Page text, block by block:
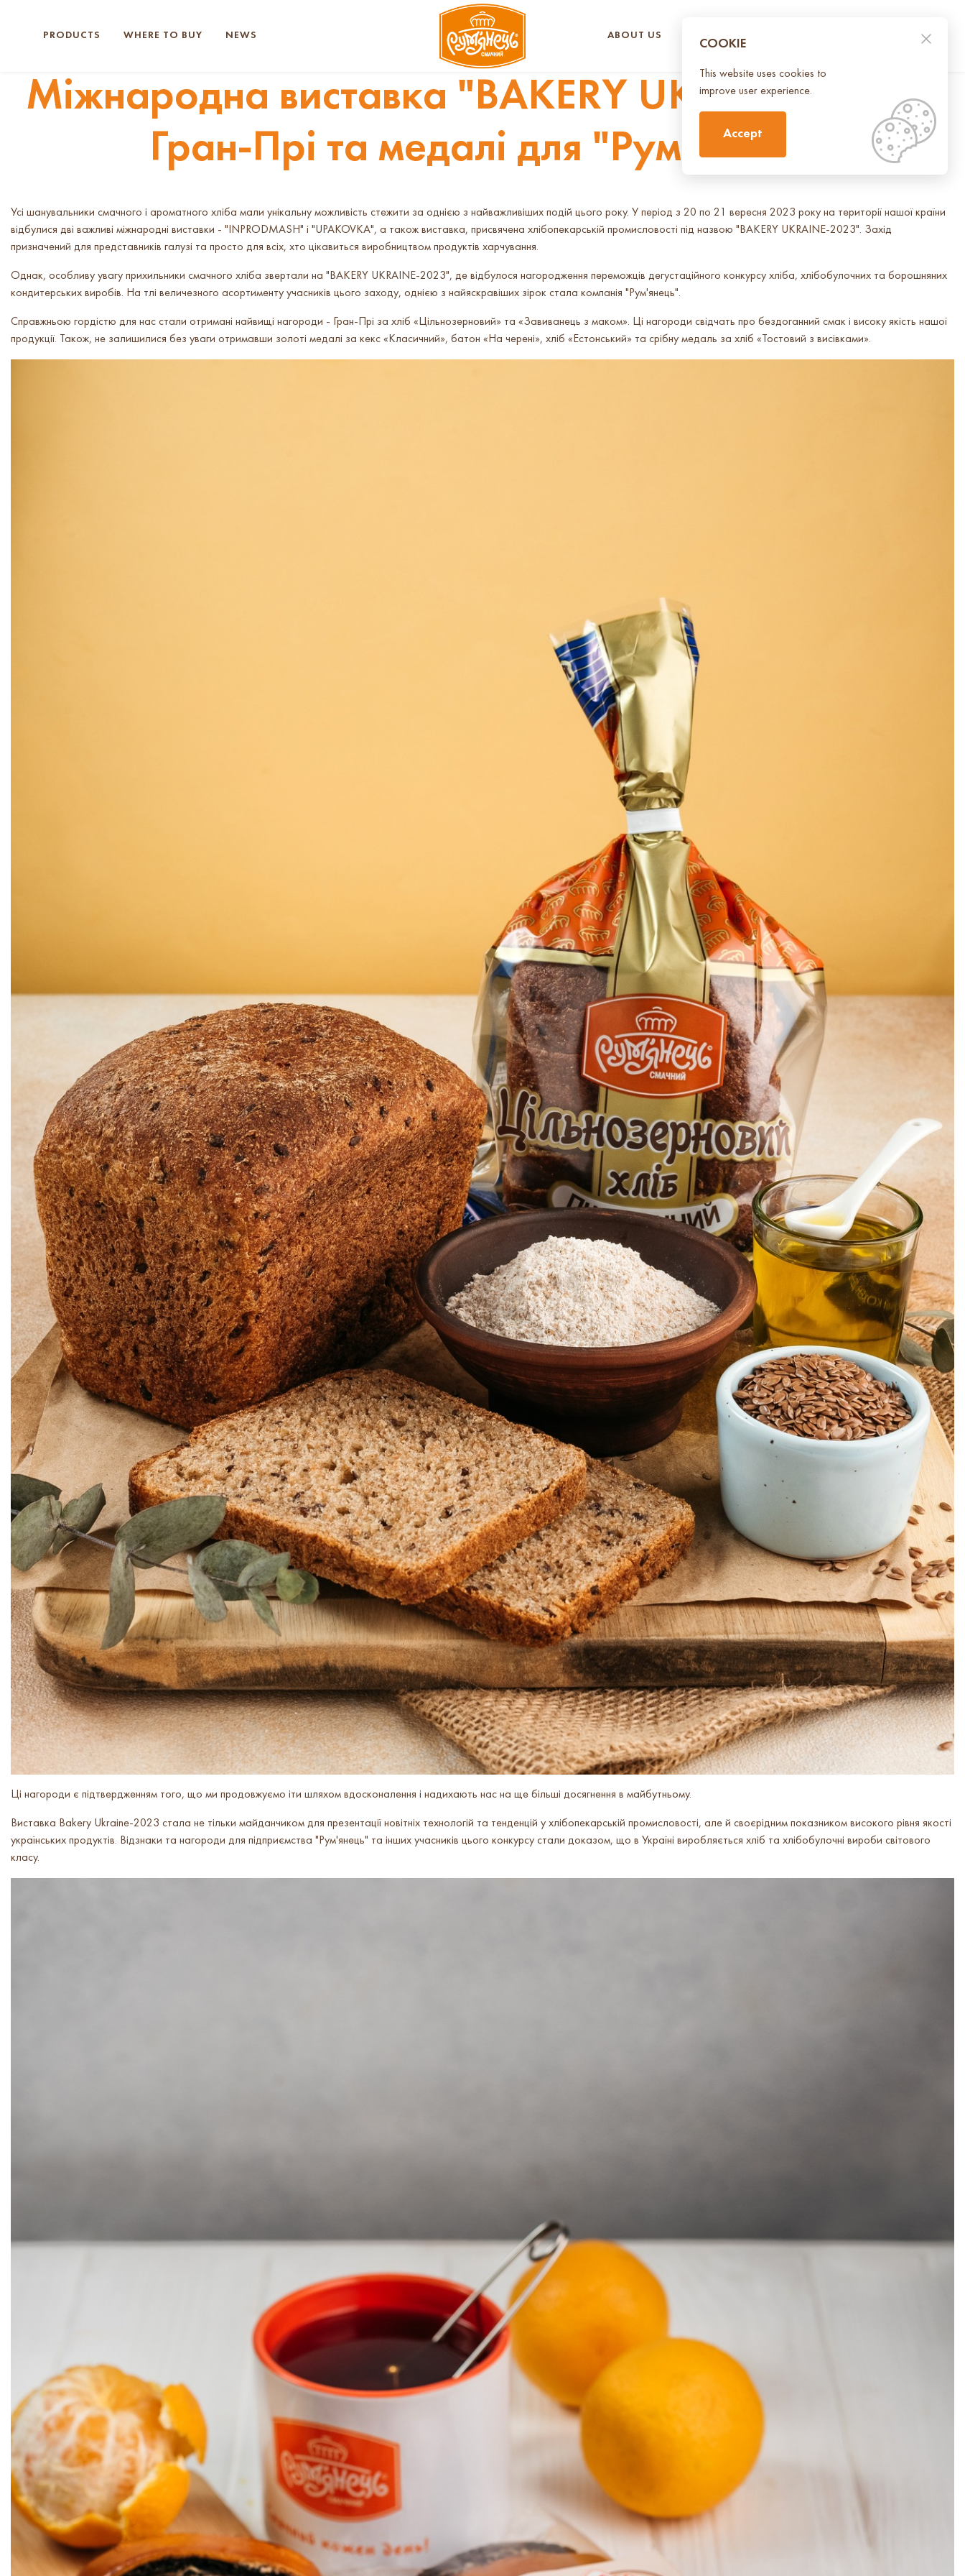
PRODUCTS WHERE TO BUY NEWS ABOUT US EN
Міжнародна виставка "BAKERY UKRAINE-2023:
Гран-Прі та медалі для "Рум'янець"
Усі шанувальники смачного і ароматного хліба мали унікальну можливість стежити за однією з найважливіших подій цього року. У період з 20 по 21 вересня 2023 року на території нашої країни
відбулися дві важливі міжнародні виставки - "INPRODMASH" і "UPAKOVKA", а також виставка, присвячена хлібопекарській промисловості під назвою "BAKERY UKRAINE-2023". Захід
призначений для представників галузі та просто для всіх, хто цікавиться виробництвом продуктів харчування.
Однак, особливу увагу прихильники смачного хліба звертали на "BAKERY UKRAINE-2023", де відбулося нагородження переможців дегустаційного конкурсу хліба, хлібобулочних та борошняних
кондитерських виробів. На тлі величезного асортименту учасників цього заходу, однією з найяскравіших зірок стала компанія "Рум'янець".
Справжньою гордістю для нас стали отримані найвищі нагороди - Гран-Прі за хліб «Цільнозерновий» та «Завиванець з маком». Ці нагороди свідчать про бездоганний смак і високу якість нашої
продукції. Також, не залишилися без уваги отримавши золоті медалі за кекс «Класичний», батон «На черені», хліб «Естонський» та срібну медаль за хліб «Тостовий з висівками».
Ці нагороди є підтвердженням того, що ми продовжуємо іти шляхом вдосконалення і надихають нас на ще більші досягнення в майбутньому.
Виставка Bakery Ukraine-2023 стала не тільки майданчиком для презентації новітніх технологій та тенденцій у хлібопекарській промисловості, але й своєрідним показником високого рівня якості
українських продуктів. Відзнаки та нагороди для підприємства "Рум'янець" та інших учасників цього конкурсу стали доказом, що в Україні виробляється хліб та хлібобулочні вироби світового
класу.
COOKIE
This website uses cookies to
improve user experience.
Accept